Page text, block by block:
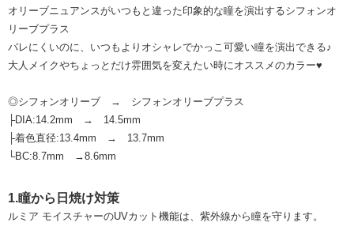
オリーブニュアンスがいつもと違った印象的な瞳を演出するシフォンオ
リーブプラス
バレにくいのに、いつもよりオシャレでかっこ可愛い瞳を演出できる♪
大人メイクやちょっとだけ雰囲気を変えたい時にオススメのカラー♥
◎シフォンオリーブ → シフォンオリーブプラス
├DIA:14.2mm → 14.5mm
├着色直径:13.4mm → 13.7mm
└BC:8.7mm →8.6mm
1.瞳から日焼け対策
ルミア モイスチャーのUVカット機能は、紫外線から瞳を守ります。